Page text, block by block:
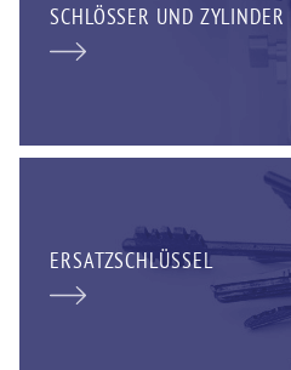
SCHLÖSSER UND ZYLINDER
ERSATZSCHLÜSSEL